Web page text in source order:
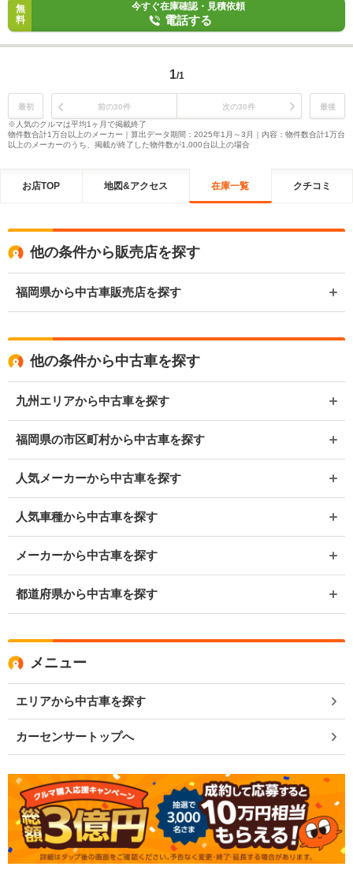
無
料
今すぐ在庫確認・見積依頼
電話する
1/1
最初 前の30件 次の30件
最後
※人気のクルマは平均1ヶ月で掲載終了
物件数合計1万台以上のメーカー｜算出データ期間：2025年1月～3月｜内容：物件数合計1万台
以上のメーカーのうち、掲載が終了した物件数が1,000台以上の場合
お店TOP 地図&アクセス 在庫一覧 クチコミ
他の条件から販売店を探す
福岡県から中古車販売店を探す
他の条件から中古車を探す
九州エリアから中古車を探す
福岡県の市区町村から中古車を探す
人気メーカーから中古車を探す
人気車種から中古車を探す
メーカーから中古車を探す
都道府県から中古車を探す
メニュー
エリアから中古車を探す
カーセンサートップへ